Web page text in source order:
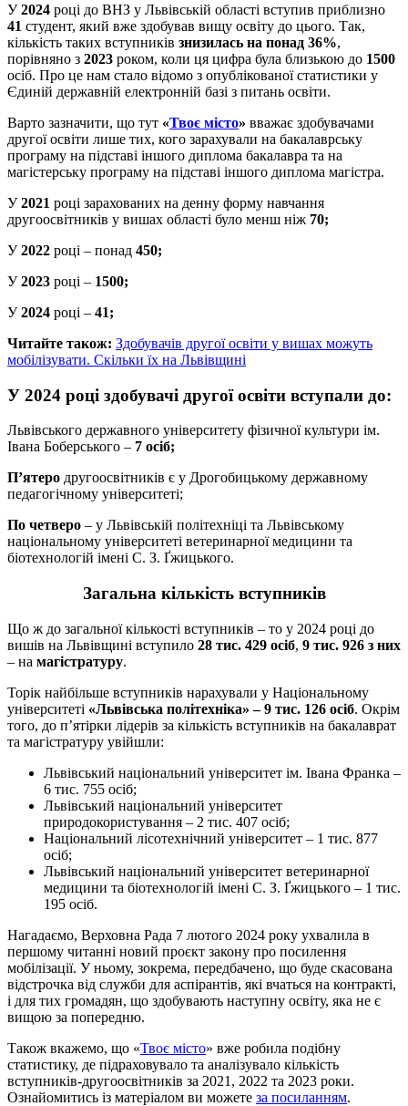
У2024 році до ВНЗ у Львівській області вступив приблизно
41 студент, який вже здобував вищу освіту до цього. Так,
кількість таких вступників знизилась на понад 36%,
порівняно з 2023 роком, коли ця цифра була близькою до 1500
осіб. Про це нам стало відомо з опублікованої статистики у
Єдиній державній електронній базі з питань освіти.
Варто зазначити, що тут «Твоє місто» вважає здобувачами
другої освіти лише тих, кого зарахували на бакалаврську
програму на підставі іншого диплома бакалавра та на
магістерську програму на підставі іншого диплома магістра.
У2021 році зарахованих на денну форму навчання
другоосвітників у вишах області було менш ніж 70;
У2022 році – понад 450;
У2023 році – 1500;
У2024 році – 41;
Читайте також: Здобувачів другої освіти у вишах можуть
мобілізувати. Скільки їх на Львівщині
У 2024 році здобувачі другої освіти вступали до:
Львівського державного університету фізичної культури ім.
Івана Боберського – 7 осіб;
П’ятеро другоосвітників є у Дрогобицькому державному
педагогічному університеті;
По четверо – у Львівській політехніці та Львівському
національному університеті ветеринарної медицини та
біотехнологій імені С. З. Ґжицького.
Загальна кількість вступників
Що ж до загальної кількості вступників – то у 2024 році до
вишів на Львівщині вступило 28 тис. 429 осіб, 9 тис. 926 з них
– на магістратуру.
Торік найбільше вступників нарахували у Національному
університеті «Львівська політехніка» – 9 тис. 126 осіб. Окрім
того, до п’ятірки лідерів за кількість вступників на бакалаврат
та магістратуру увійшли:
Львівський національний університет ім. Івана Франка –
6 тис. 755 осіб;
Львівський національний університет
природокористування – 2 тис. 407 осіб;
Національний лісотехнічний університет – 1 тис. 877
осіб;
Львівський національний університет ветеринарної
медицини та біотехнологій імені С. З. Ґжицького – 1 тис.
195 осіб.
Нагадаємо, Верховна Рада 7 лютого 2024 року ухвалила в
першому читанні новий проєкт закону про посилення
мобілізації. У ньому, зокрема, передбачено, що буде скасована
відстрочка від служби для аспірантів, які вчаться на контракті,
і для тих громадян, що здобувають наступну освіту, яка не є
вищою за попередню.
Також вкажемо, що «Твоє місто» вже робила подібну
статистику, де підраховувало та аналізувало кількість
вступників-другоосвітників за 2021, 2022 та 2023 роки.
Ознайомитись із матеріалом ви можете за посиланням.